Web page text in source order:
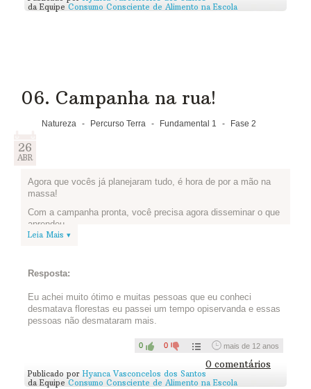
da Equipe Consumo Consciente de Alimento na Escola
06. Campanha na rua!
Natureza - Percurso Terra - Fundamental 1 - Fase 2
26
ABR
Agora que vocês já planejaram tudo, é hora de por a mão na
massa!
Com a campanha pronta, você precisa agora disseminar o que
aprendeu.
que achou de fazer uma campanha.
Leia Mais ▾
Resposta:
Eu achei muito ótimo e muitas pessoas que eu conheci
desmatava florestas eu passei um tempo opiservanda e essas
pessoas não desmataram mais.
0 0 mais de 12 anos
0 comentários
Publicado por Hyanca Vasconcelos dos Santos
da Equipe Consumo Consciente de Alimento na Escola